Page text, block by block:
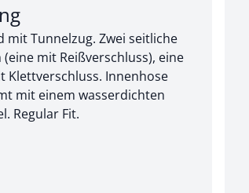
mit Tunnelzug. Zwei seitliche
mit Reißverschluss), eine
Klettverschluss. Innenhose
mit einem wasserdichten
Regular Fit.